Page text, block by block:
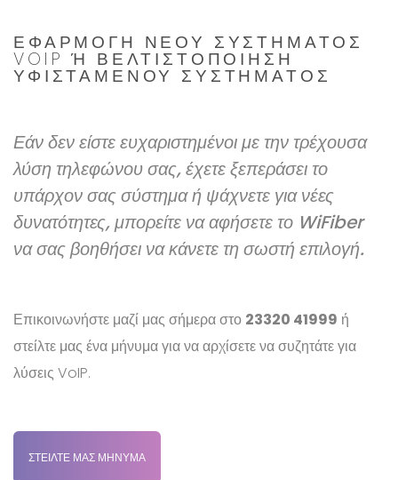
ΕΦΑΡΜΟΓΉ ΝΈΟΥ ΣΥΣΤΉΜΑΤΟΣ
VOIP Ή ΒΕΛΤΙΣΤΟΠΟΊΗΣΗ Υ
ΦΙΣΤΆΜΕΝΟΥ ΣΥΣΤΉΜΑΤΟΣ
Εάν δεν είστε ευχαριστημένοι με την τρέχουσα
λύση τηλεφώνου σας, έχετε ξεπεράσει το
υπάρχον σας σύστημα ή ψάχνετε για νέες
δυνατότητες, μπορείτε να αφήσετε το WiFiber
να σας βοηθήσει να κάνετε τη σωστή επιλογή.
Επικοινωνήστε μαζί μας σήμερα στο 23320 41999 ή
στείλτε μας ένα μήνυμα για να αρχίσετε να συζητάτε για
λύσεις VoIP.
ΣΤΕΊΛΤΕ ΜΑΣ ΜΉΝΥΜΑ